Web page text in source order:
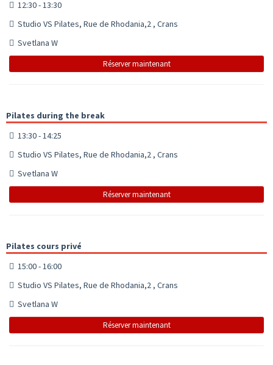
12:30 - 13:30
Studio VS Pilates, Rue de Rhodania,2 , Crans
Svetlana W
Réserver maintenant
Pilates during the break
13:30 - 14:25
Studio VS Pilates, Rue de Rhodania,2 , Crans
Svetlana W
Réserver maintenant
Pilates cours privé
15:00 - 16:00
Studio VS Pilates, Rue de Rhodania,2 , Crans
Svetlana W
Réserver maintenant